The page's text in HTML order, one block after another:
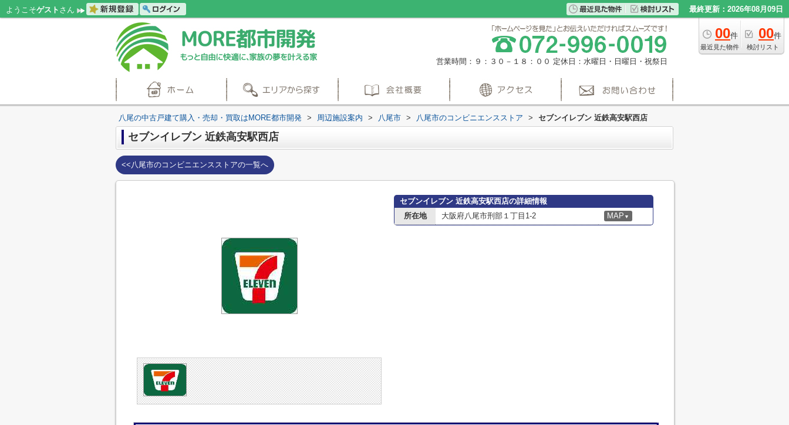
ようこそゲスト さん 最終更新：2026年08月09日
00件
最近見た物件
00件
検討リスト
営業時間：９：３０－１８：００ 定休日：水曜日・日曜日・祝祭日
八尾の中古戸建て購入・売却・買取はMORE都市開発 > 周辺施設案内 > 八尾市 > 八尾市のコンビニエンスストア > セブンイレブン 近鉄高安駅西店
セブンイレブン 近鉄高安駅西店
<<八尾市のコンビニエンスストアの一覧へ
セブンイレブン 近鉄高安駅西店の詳細情報
所在地
大阪府八尾市刑部１丁目1-2 MAP ▼